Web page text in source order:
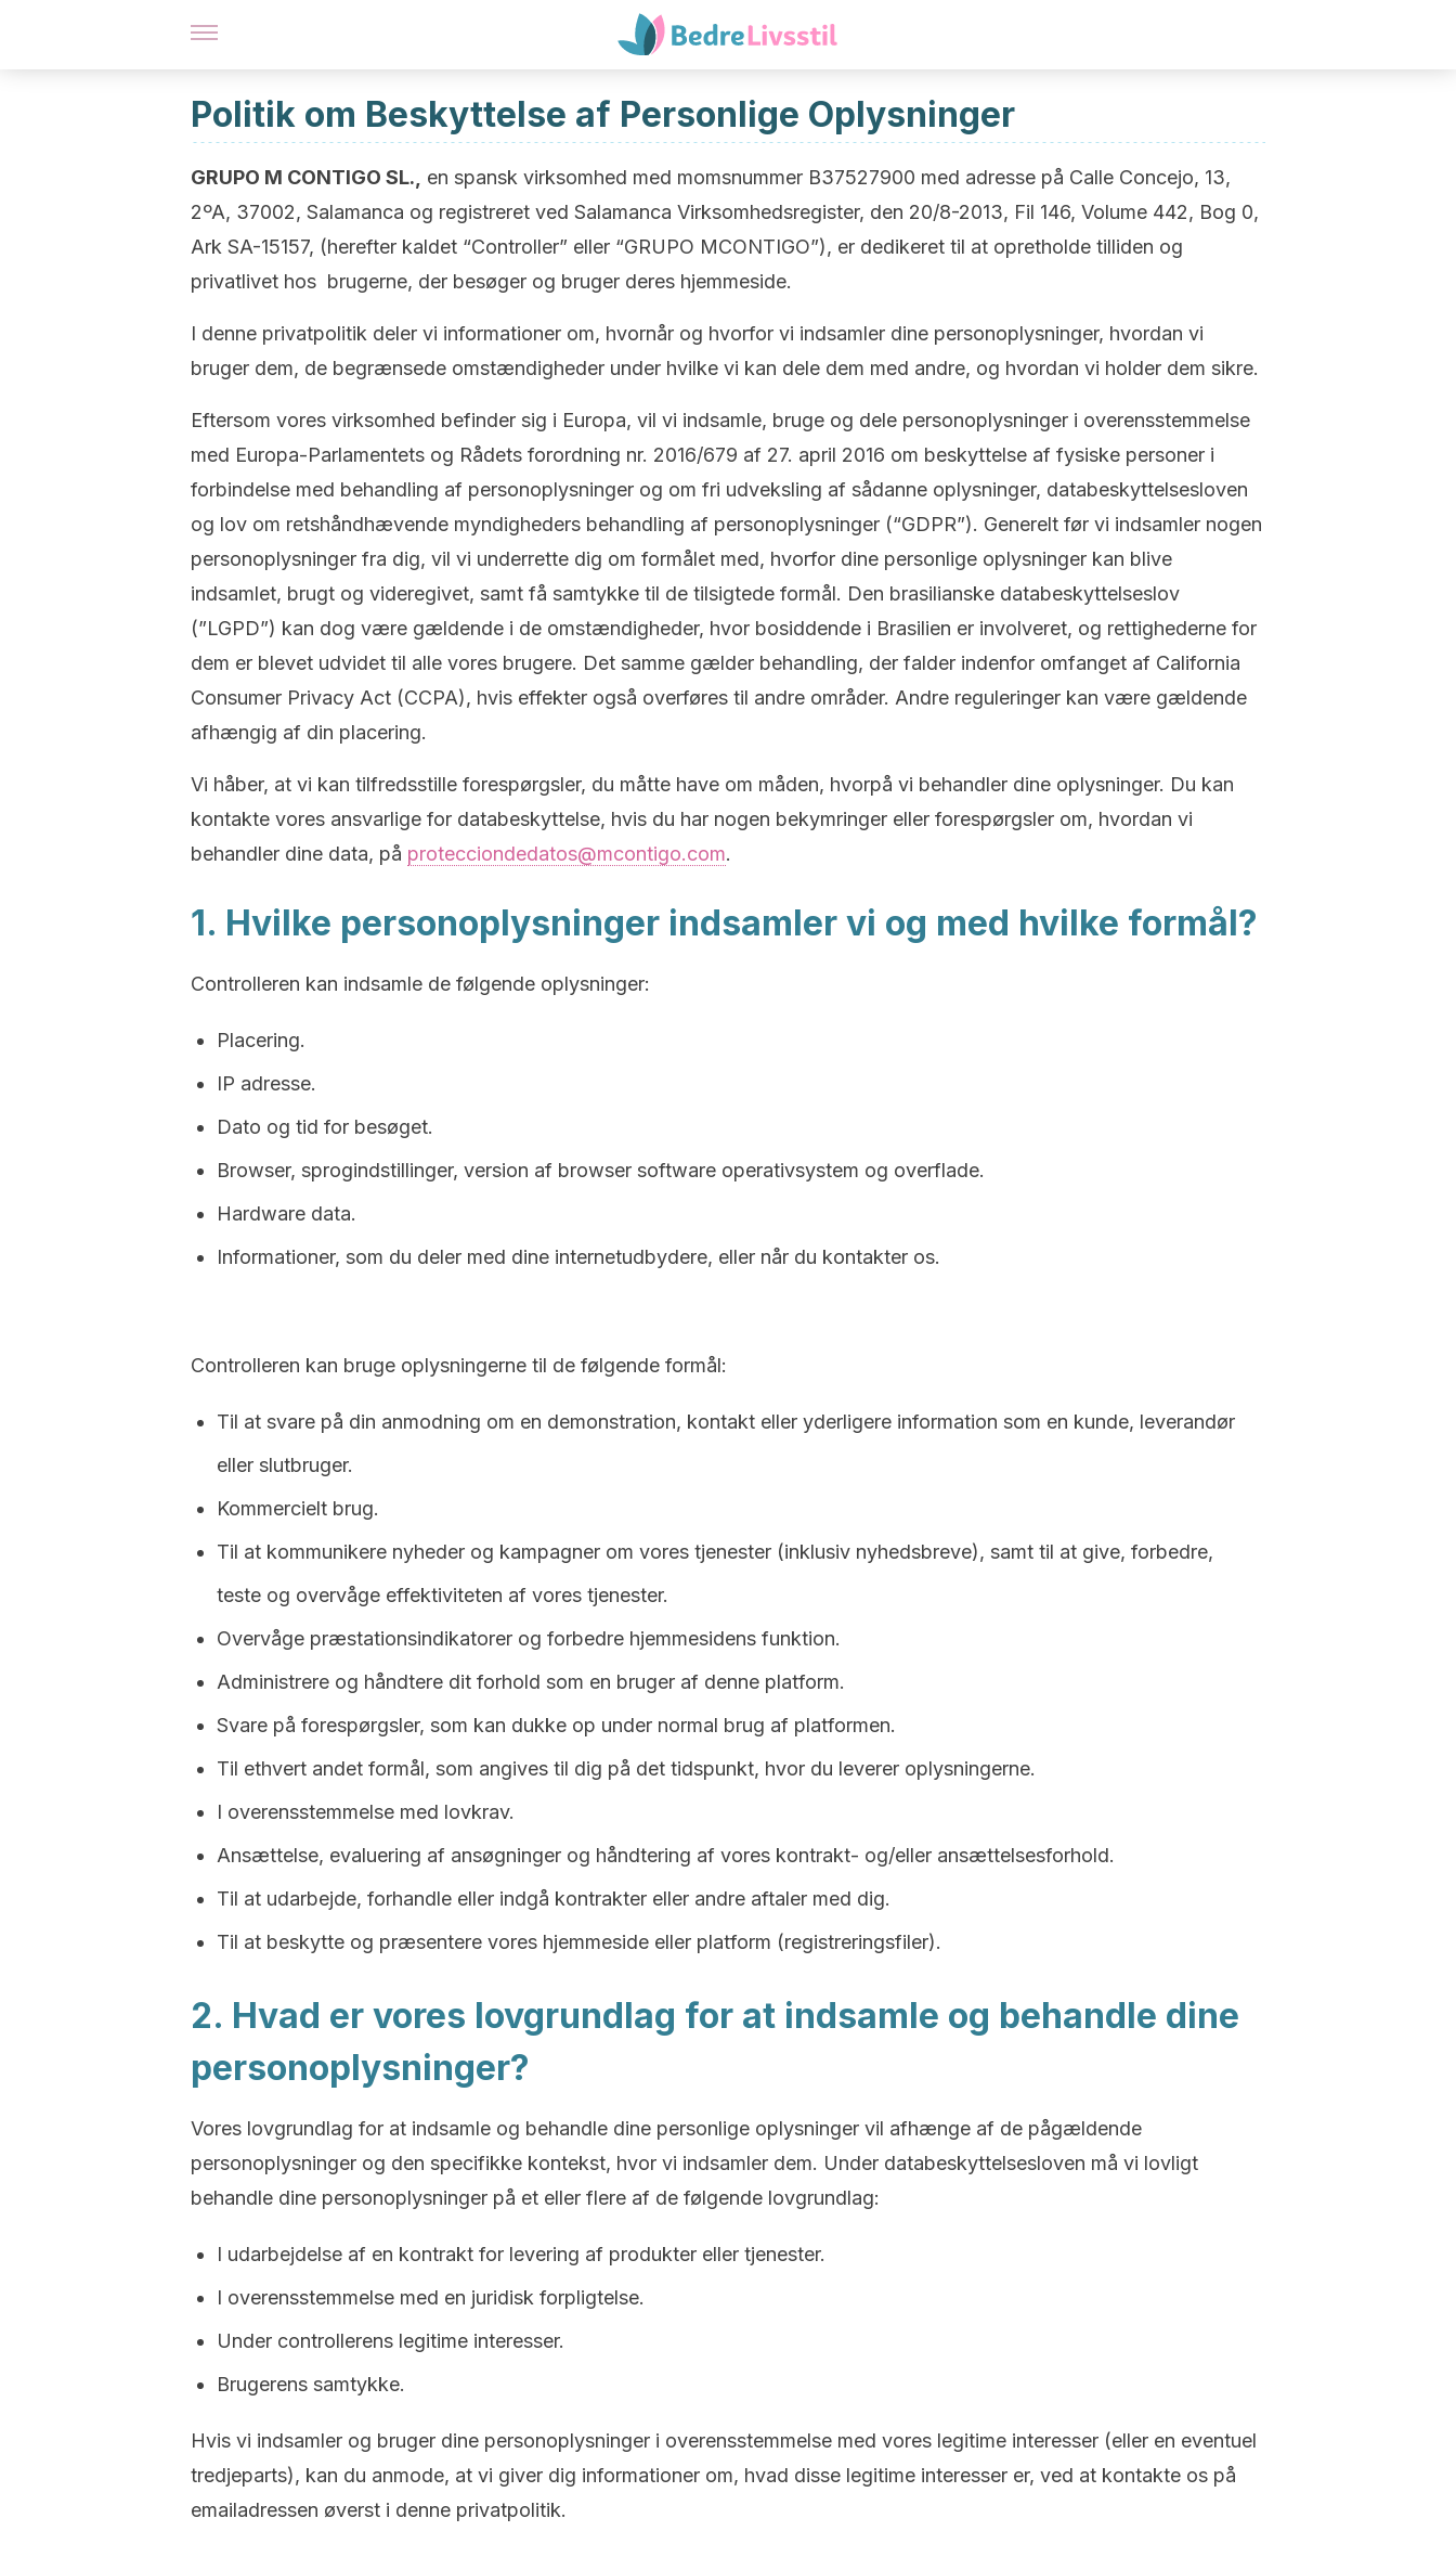
Politik om Beskyttelse af Personlige Oplysninger
GRUPO M CONTIGO SL.,
en spansk virksomhed med momsnummer B37527900 med adresse på Calle Concejo, 13,
2ºA, 37002, Salamanca og registreret ved Salamanca Virksomhedsregister, den 20/8-2013, Fil 146, Volume 442, Bog 0,
Ark SA-15157, (herefter kaldet “Controller” eller “GRUPO MCONTIGO”), er dedikeret til at opretholde tilliden og
privatlivet hos brugerne, der besøger og bruger deres hjemmeside.
I denne privatpolitik deler vi informationer om, hvornår og hvorfor vi indsamler dine personoplysninger, hvordan vi
bruger dem, de begrænsede omstændigheder under hvilke vi kan dele dem med andre, og hvordan vi holder dem sikre.
Eftersom vores virksomhed befinder sig i Europa, vil vi indsamle, bruge og dele personoplysninger i overensstemmelse
med Europa-Parlamentets og Rådets forordning nr. 2016/679 af 27. april 2016 om beskyttelse af fysiske personer i
forbindelse med behandling af personoplysninger og om fri udveksling af sådanne oplysninger, databeskyttelsesloven
og lov om retshåndhævende myndigheders behandling af personoplysninger (“GDPR”). Generelt før vi indsamler nogen
personoplysninger fra dig, vil vi underrette dig om formålet med, hvorfor dine personlige oplysninger kan blive
indsamlet, brugt og videregivet, samt få samtykke til de tilsigtede formål. Den brasilianske databeskyttelseslov
(”LGPD”) kan dog være gældende i de omstændigheder, hvor bosiddende i Brasilien er involveret, og rettighederne for
dem er blevet udvidet til alle vores brugere. Det samme gælder behandling, der falder indenfor omfanget af California
Consumer Privacy Act (CCPA), hvis effekter også overføres til andre områder. Andre reguleringer kan være gældende
afhængig af din placering.
Vi håber, at vi kan tilfredsstille forespørgsler, du måtte have om måden, hvorpå vi behandler dine oplysninger. Du kan
kontakte vores ansvarlige for databeskyttelse, hvis du har nogen bekymringer eller forespørgsler om, hvordan vi
behandler dine data, på protecciondedatos@mcontigo.com.
1. Hvilke personoplysninger indsamler vi og med hvilke formål?
​Controlleren kan indsamle de følgende oplysninger:
Placering.
IP adresse.
Dato og tid for besøget.
Browser, sprogindstillinger, version af browser software operativsystem og overflade.
Hardware data.
Informationer, som du deler med dine internetudbydere, eller når du kontakter os.
Controlleren kan bruge oplysningerne til de følgende formål:
Til at svare på din anmodning om en demonstration, kontakt eller yderligere information som en kunde, leverandør
eller slutbruger.
Kommercielt brug.
Til at kommunikere nyheder og kampagner om vores tjenester (inklusiv nyhedsbreve), samt til at give, forbedre,
teste og overvåge effektiviteten af vores tjenester.
Overvåge præstationsindikatorer og forbedre hjemmesidens funktion.
Administrere og håndtere dit forhold som en bruger af denne platform.
Svare på forespørgsler, som kan dukke op under normal brug af platformen.
Til ethvert andet formål, som angives til dig på det tidspunkt, hvor du leverer oplysningerne.
I overensstemmelse med lovkrav.
Ansættelse, evaluering af ansøgninger og håndtering af vores kontrakt- og/eller ansættelsesforhold.
Til at udarbejde, forhandle eller indgå kontrakter eller andre aftaler med dig.
Til at beskytte og præsentere vores hjemmeside eller platform (registreringsfiler).
2. Hvad er vores lovgrundlag for at indsamle og behandle dine
personoplysninger?
Vores lovgrundlag for at indsamle og behandle dine personlige oplysninger vil afhænge af de pågældende
personoplysninger og den specifikke kontekst, hvor vi indsamler dem. Under databeskyttelsesloven må vi lovligt
behandle dine personoplysninger på et eller flere af de følgende lovgrundlag:
I udarbejdelse af en kontrakt for levering af produkter eller tjenester.
I overensstemmelse med en juridisk forpligtelse.
Under controllerens legitime interesser.
Brugerens samtykke.
Hvis vi indsamler og bruger dine personoplysninger i overensstemmelse med vores legitime interesser (eller en eventuel
tredjeparts), kan du anmode, at vi giver dig informationer om, hvad disse legitime interesser er, ved at kontakte os på
emailadressen øverst i denne privatpolitik.